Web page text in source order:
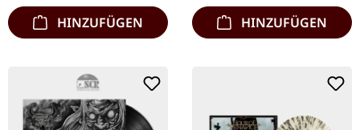
HINZUFÜGEN HINZUFÜGEN